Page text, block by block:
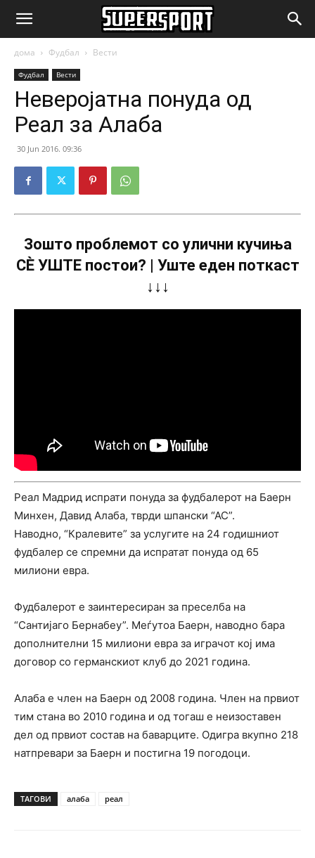
SuperSport.mk
дома Фудбал Вести
Фудбал Вести
Неверојатна понуда од
Реал за Алаба
30 Jun 2016. 09:36
Зошто проблемот со улични кучиња
СÈ УШТЕ постои? | Уште еден поткаст
↓↓↓
Реал Мадрид испрати понуда за фудбалерот на Баерн
Минхен, Давид Алаба, тврди шпански “АС”.
Наводно, “Кралевите” за услугите на 24 годишниот
фудбалер се спремни да испратат понуда од 65
милиони евра.
Фудбалерот е заинтересиран за преселба на
“Сантијаго Бернабеу”. Меѓутоа Баерн, наводно бара
дополнителни 15 милиони евра за играчот кој има
договор со германскиот клуб до 2021 година.
Алаба е член на Баерн од 2008 година. Член на првиот
тим стана во 2010 година и од тогаш е неизоставен
дел од првиот состав на баварците. Одигра вкупно 218
натпревари за Баерн и постигна 19 погодоци.
ТАГОВИ алаба реал